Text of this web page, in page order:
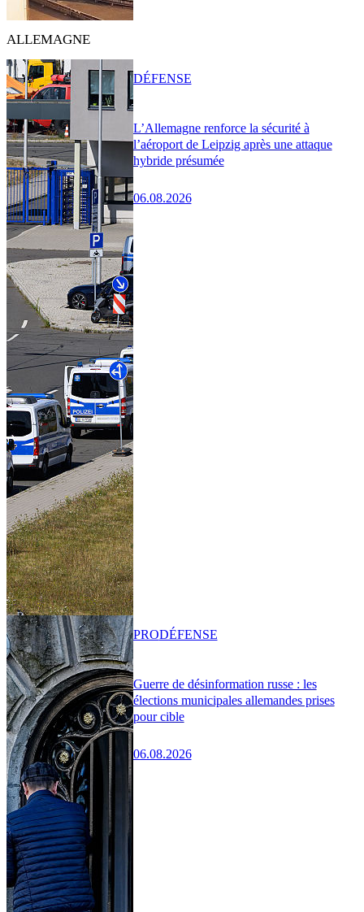
ALLEMAGNE
L’Allemagne renforce la sécurité à
l’aéroport de Leipzig après une attaque
hybride présumée
06.08.2026
DÉFENSE
Guerre de désinformation russe : les
élections municipales allemandes prises
pour cible
06.08.2026
PRODÉFENSE